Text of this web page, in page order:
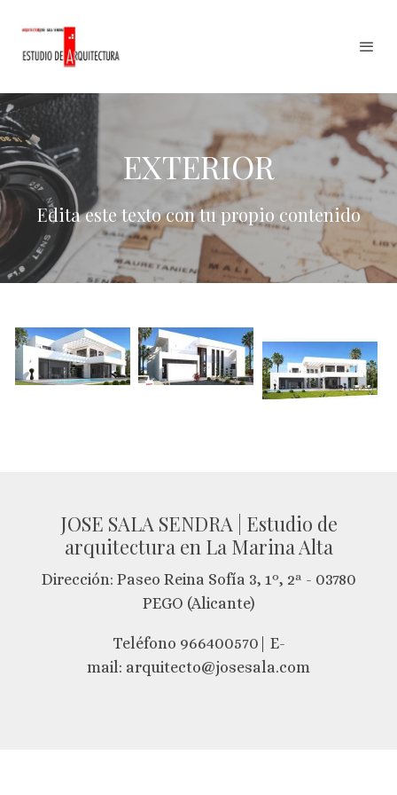
EXTERIOR
Edita este texto con tu propio contenido
JOSE SALA SENDRA | Estudio de
arquitectura en La Marina Alta
Dirección: Paseo Reina Sofía 3, 1º, 2ª - 03780
PEGO (Alicante)
Teléfono 966400570| E-
mail: arquitecto@josesala.com